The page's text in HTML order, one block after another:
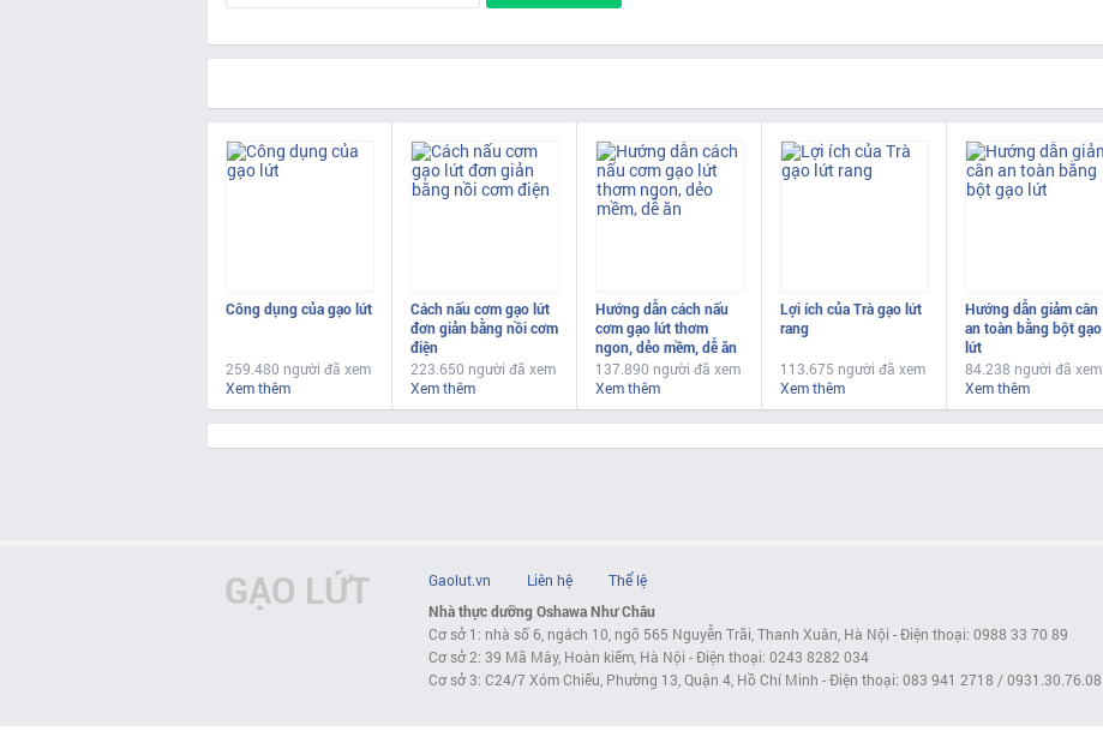
Công dụng của gạo lứt
259.480 người đã xem
Xem thêm
Cách nấu cơm gạo lứt
đơn giản bằng nồi cơm
điện
223.650 người đã xem
Xem thêm
Hướng dẫn cách nấu
cơm gạo lứt thơm
ngon, dẻo mềm, dễ ăn
137.890 người đã xem
Xem thêm
Lợi ích của Trà gạo lứt
rang
113.675 người đã xem
Xem thêm
Hướng dẫn giảm cân
an toàn bằng bột gạo
lứt
84.238 người đã xem
Xem thêm
GẠO LỨT Gaolut.vn Liên hệ
Thể lệ
Nhà thực dưỡng Oshawa Như Châu
Cơ sở 1: nhà số 6, ngách 10, ngõ 565 Nguyễn Trãi, Thanh Xuân, Hà Nội - Điện thoại: 0988 33 70 89
Cơ sở 2: 39 Mã Mây, Hoàn kiếm, Hà Nội - Điện thoại: 0243 8282 034
Cơ sở 3: C24/7 Xóm Chiếu, Phường 13, Quận 4, Hồ Chí Minh - Điện thoại: 083 941 2718 / 0931.30.76.08